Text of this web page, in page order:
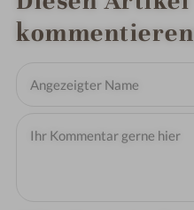
kommentieren